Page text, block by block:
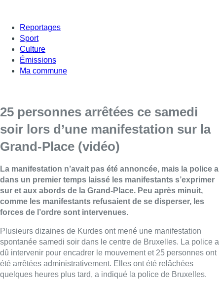
Reportages
Sport
Culture
Émissions
Ma commune
25 personnes arrêtées ce samedi
soir lors d’une manifestation sur la
Grand-Place (vidéo)
La manifestation n’avait pas été annoncée, mais la police a
dans un premier temps laissé les manifestants s’exprimer
sur et aux abords de la Grand-Place. Peu après minuit,
comme les manifestants refusaient de se disperser, les
forces de l’ordre sont intervenues.
Plusieurs dizaines de Kurdes ont mené une manifestation
spontanée samedi soir dans le centre de Bruxelles. La police a
dû intervenir pour encadrer le mouvement et 25 personnes ont
été arrêtées administrativement. Elles ont été relâchées
quelques heures plus tard, a indiqué la police de Bruxelles.